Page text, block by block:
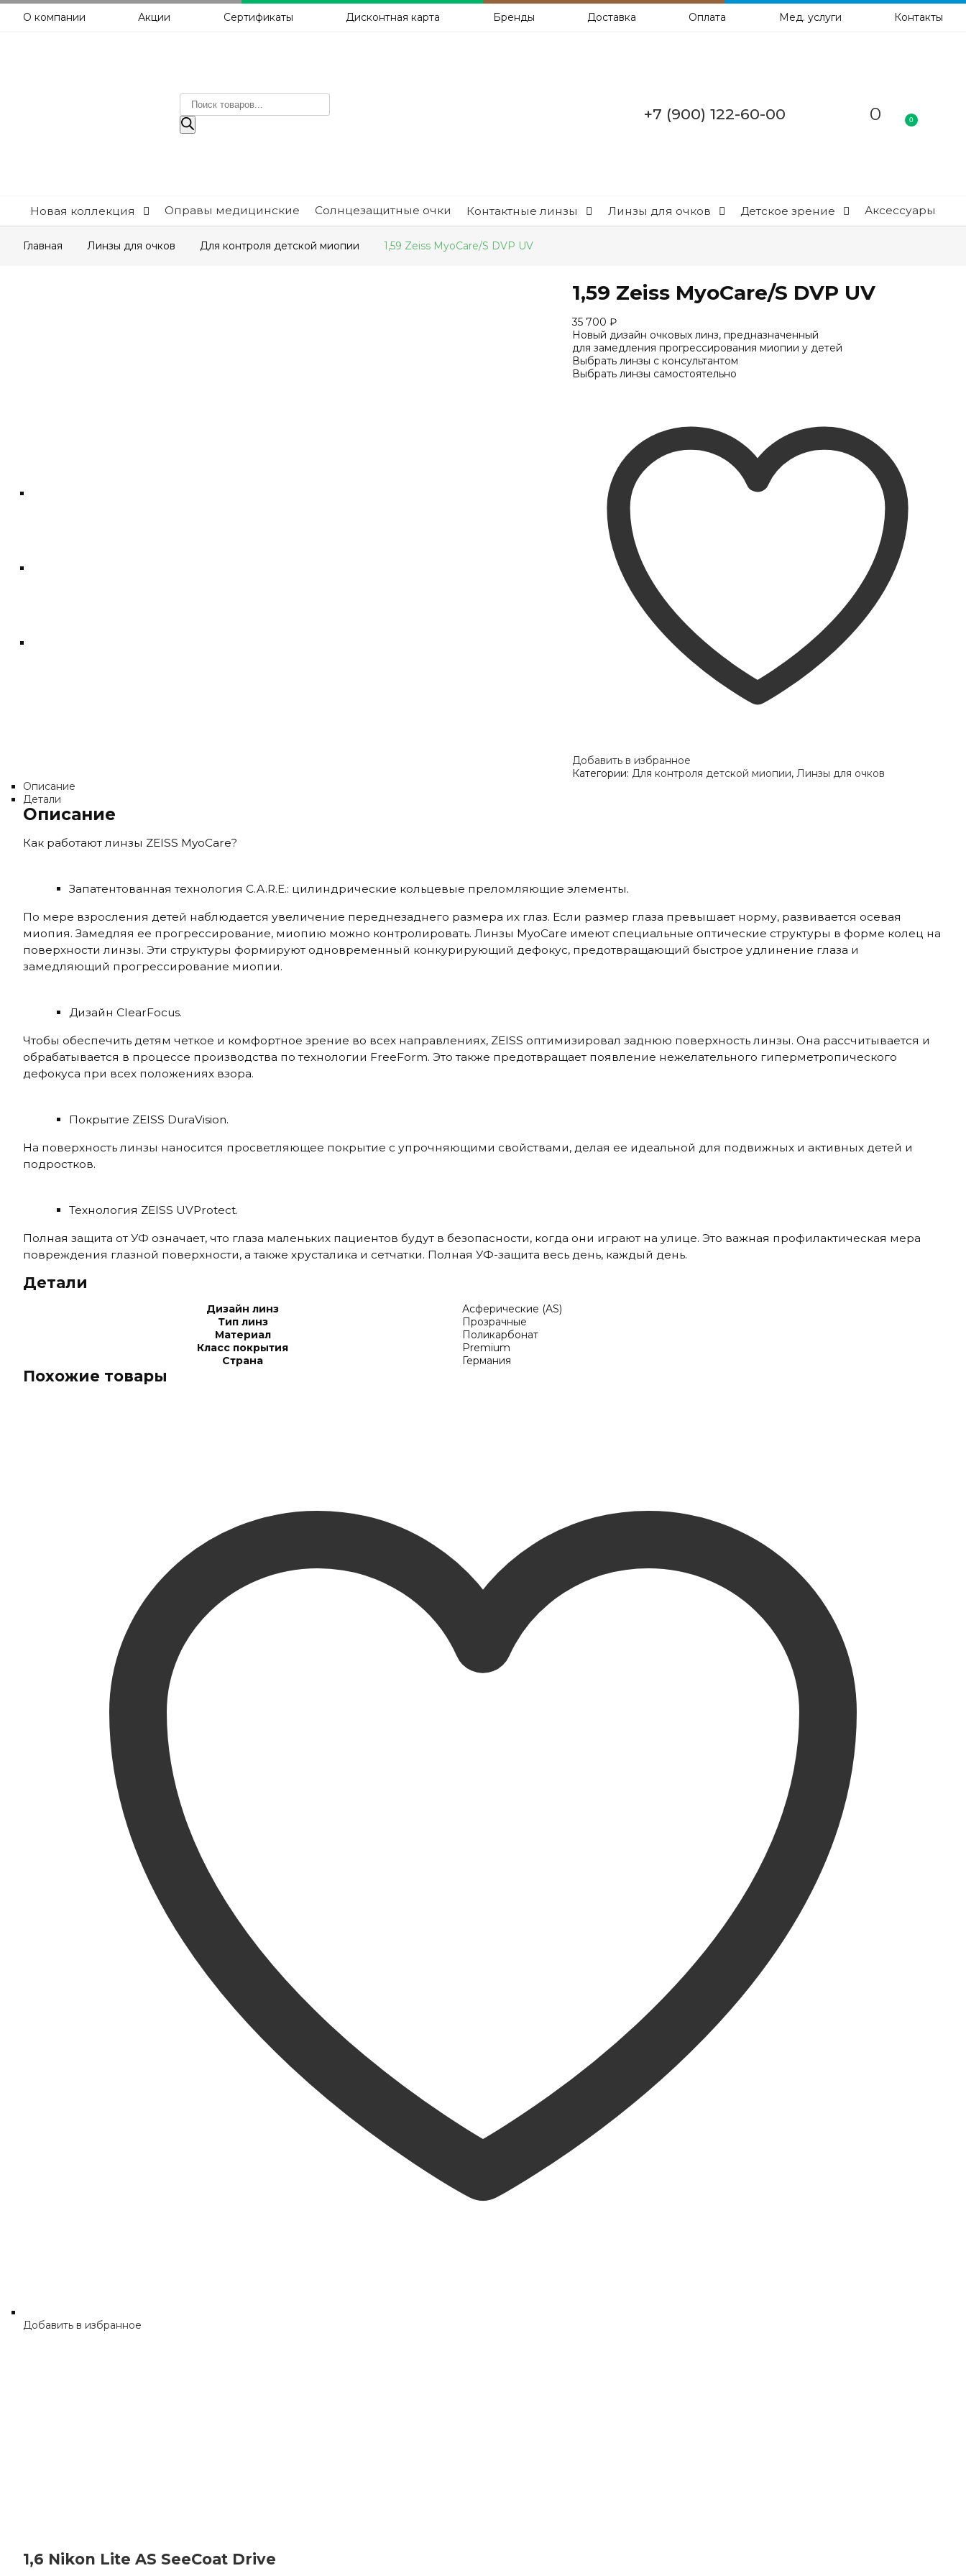
О компании Акции Сертификаты Дисконтная карта Бренды Доставка Оплата Мед. услуги Контакты
Поиск
товаров
+7 (900) 122-60-00 0 0
Новая коллекция Оправы медицинские Солнцезащитные очки Контактные линзы Линзы для очков Детское зрение Аксессуары
Главная Линзы для очков Для контроля детской миопии 1,59 Zeiss MyoCare/S DVP UV
1,59 Zeiss MyoCare/S DVP UV
35 700₽
Новый дизайн очковых линз, предназначенный
для замедления прогрессирования миопии у детей
Выбрать линзы с консультантом
Выбрать линзы самостоятельно
Добавить в избранное
Категории: Для контроля детской миопии,Линзы для очков
Описание
Детали
Описание
Как работают линзы ZEISS MyoCare?
Запатентованная технология C.A.R.E.: цилиндрические кольцевые преломляющие элементы.
По мере взросления детей наблюдается увеличение переднезаднего размера их глаз. Если размер глаза превышает норму, развивается осевая
миопия. Замедляя ее прогрессирование, миопию можно контролировать. Линзы MyoCare имеют специальные оптические структуры в форме колец на
поверхности линзы. Эти структуры формируют одновременный конкурирующий дефокус, предотвращающий быстрое удлинение глаза и
замедляющий прогрессирование миопии.
Дизайн ClearFocus.
Чтобы обеспечить детям четкое и комфортное зрение во всех направлениях, ZEISS оптимизировал заднюю поверхность линзы. Она рассчитывается и
обрабатывается в процессе производства по технологии FreeForm. Это также предотвращает появление нежелательного гиперметропического
дефокуса при всех положениях взора.
Покрытие ZEISS DuraVision.
На поверхность линзы наносится просветляющее покрытие с упрочняющими свойствами, делая ее идеальной для подвижных и активных детей и
подростков.
Технология ZEISS UVProtect.
Полная защита от УФ означает, что глаза маленьких пациентов будут в безопасности, когда они играют на улице. Это важная профилактическая мера
повреждения глазной поверхности, а также хрусталика и сетчатки. Полная УФ-защита весь день, каждый день.
Детали
Дизайн линз
Асферические (AS)
Тип линз
Прозрачные
Материал
Поликарбонат
Класс покрытия
Premium
Страна
Германия
Похожие товары
Добавить в избранное
1,6 Nikon Lite AS SeeCoat Drive